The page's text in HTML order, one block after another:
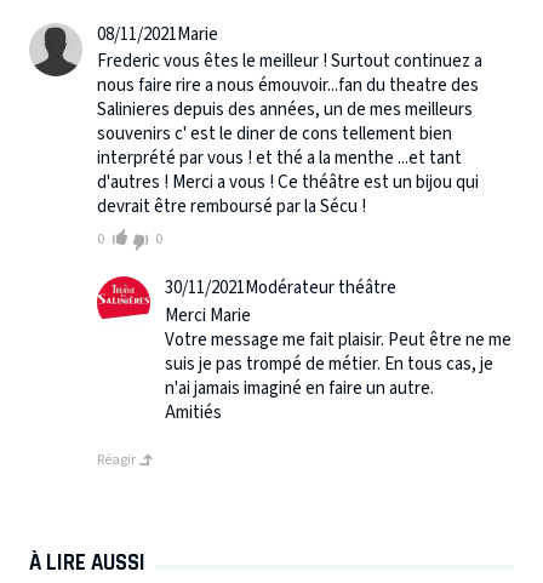
08/11/2021Marie
Frederic vous êtes le meilleur ! Surtout continuez a
nous faire rire a nous émouvoir...fan du theatre des
Salinieres depuis des années, un de mes meilleurs
souvenirs c' est le diner de cons tellement bien
interprété par vous ! et thé a la menthe ...et tant
d'autres ! Merci a vous ! Ce théâtre est un bijou qui
devrait être remboursé par la Sécu !
0 0
30/11/2021Modérateur théâtre
Merci Marie
Votre message me fait plaisir. Peut être ne me
suis je pas trompé de métier. En tous cas, je
n'ai jamais imaginé en faire un autre.
Amitiés
Réagir
À LIRE AUSSI